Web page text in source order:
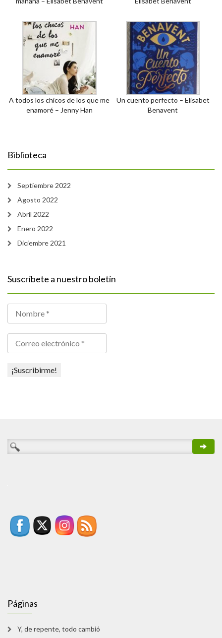
A todos los chicos de los que me
enamoré – Jenny Han
Un cuento perfecto – Elísabet
Benavent
Biblioteca
Septiembre 2022
Agosto 2022
Abril 2022
Enero 2022
Diciembre 2021
Suscríbete a nuestro boletín
Páginas
Y, de repente, todo cambió